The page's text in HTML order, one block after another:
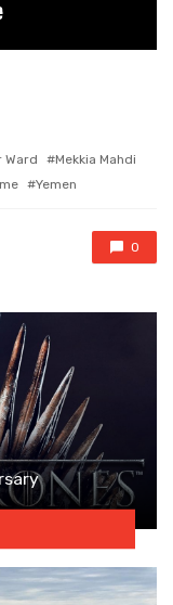
Ward
Mekkia Mahdi
Yemen
0